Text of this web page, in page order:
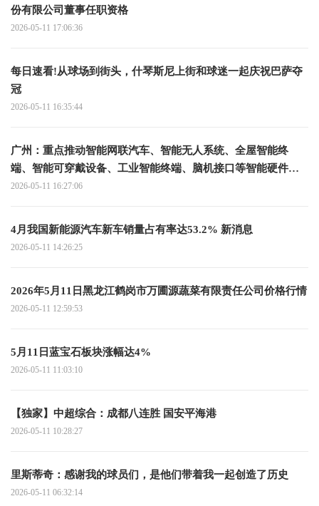
份有限公司董事任职资格
2026-05-11 17:06:36
每日速看!从球场到街头，什琴斯尼上街和球迷一起庆祝巴萨夺
冠
2026-05-11 16:35:44
广州：重点推动智能网联汽车、智能无人系统、全屋智能终
端、智能可穿戴设备、工业智能终端、脑机接口等智能硬件产
品的研发推广 时快讯
2026-05-11 16:27:06
4月我国新能源汽车新车销量占有率达53.2% 新消息
2026-05-11 14:26:25
2026年5月11日黑龙江鹤岗市万圃源蔬菜有限责任公司价格行情
2026-05-11 12:59:53
5月11日蓝宝石板块涨幅达4%
2026-05-11 11:03:10
【独家】中超综合：成都八连胜 国安平海港
2026-05-11 10:28:27
里斯蒂奇：感谢我的球员们，是他们带着我一起创造了历史
2026-05-11 06:32:14